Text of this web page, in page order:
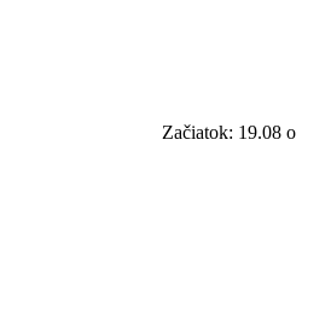
Začiatok: 19.08 o